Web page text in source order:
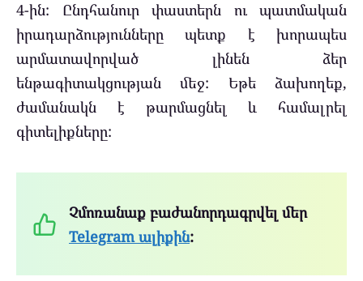
4-ին: Ընդհանուր փաստերն ու պատմական
իրադարձությունները պետք է խորապես
արմատավորված լինեն ձեր
ենթագիտակցության մեջ: Եթե ձախողեք,
ժամանակն է թարմացնել և համալրել
գիտելիքները:
Չմոռանաք բաժանորդագրվել մեր
Telegram ալիքին: